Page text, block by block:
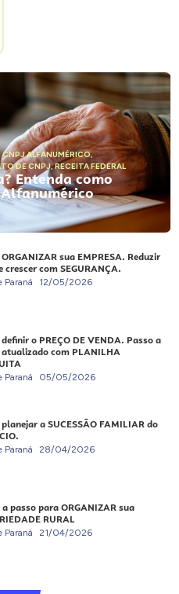
CNPJ ALFANUMÉRICO,
DE CNPJ,RECEITA FEDERAL
Entenda como
sua EMPRESA. Reduzir
crescer com SEGURANÇA.
Paraná 12/05/2026
o PREÇO DE VENDA. Passo a
atualizado com PLANILHA
Paraná 05/05/2026
a SUCESSÃO FAMILIAR do
Paraná 28/04/2026
a passo para ORGANIZAR sua
RURAL
Paraná 21/04/2026